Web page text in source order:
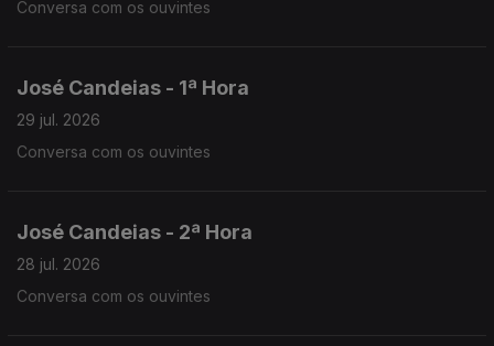
Conversa com os ouvintes
José Candeias - 1ª Hora
29 jul. 2026
Conversa com os ouvintes
José Candeias - 2ª Hora
28 jul. 2026
Conversa com os ouvintes